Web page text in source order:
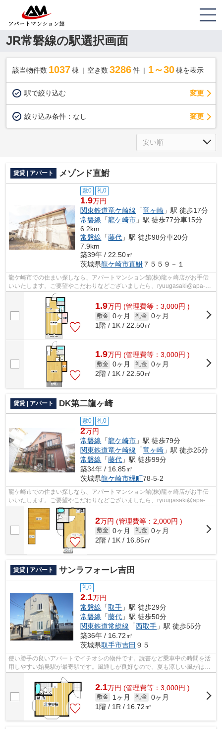
JR常磐線の駅選択画面
該当物件数 1037棟 空き数 3286 件 1～30 棟を表示
駅で絞り込む 変更
絞り込み条件： なし 変更
賃貸 | アパート メゾンド直鮒
敷0 礼0
1.9万円
関東鉄道竜ケ崎線 「竜ヶ崎 」駅 徒歩17分
常磐線 「龍ケ崎市 」駅 徒歩77分車15分
6.2km
常磐線 「藤代 」駅 徒歩98分車20分
7.9km
築39年 / 22.50㎡
茨城県龍ケ崎市直鮒 ７５５９－１
龍ケ崎市での住まい探しなら、アパートマンション館(株)龍ヶ崎店がお手伝
いいたします。ご要望やこだわりなどございましたら、ryuugasaki@apa-
to.co.jpにてお申し付け下さい。お部屋探...
1.9万円 (管理費等：3,000円 )
敷金 0ヶ月 礼金 0ヶ月
1階 / 1K / 22.50㎡
1.9万円 (管理費等：3,000円 )
敷金 0ヶ月 礼金 0ヶ月
2階 / 1K / 22.50㎡
賃貸 | アパート DK第二龍ヶ崎
敷0 礼0
2万円
常磐線 「龍ケ崎市 」駅 徒歩79分
関東鉄道竜ケ崎線 「竜ヶ崎 」駅 徒歩25分
常磐線 「藤代 」駅 徒歩99分
築34年 / 16.85㎡
茨城県龍ケ崎市緑町78-5-2
龍ケ崎市での住まい探しなら、アパートマンション館(株)龍ヶ崎店がお手伝
いいたします。ご要望やこだわりなどございましたら、ryuugasaki@apa-
to.co.jpにてお申し付け下さい。お部屋探...
2万円 (管理費等：2,000円 )
敷金 0ヶ月 礼金 0ヶ月
2階 / 1K / 16.85㎡
賃貸 | アパート サンラフォーレ吉田
礼0
2.1万円
常磐線 「取手 」駅 徒歩29分
常磐線 「藤代 」駅 徒歩50分
関東鉄道常総線 「西取手 」駅 徒歩55分
築36年 / 16.72㎡
茨城県取手市吉田 ９５
使い勝手の良いアパートでイチオシの物件です。読書など乗車中の時間を活
用しやすい始発駅が最寄駅です。風通しが良好なので、夏も涼しい風がはい
ってきます。満足のいく物件探してい...
2.1万円 (管理費等：3,000円 )
敷金 1ヶ月 礼金 0ヶ月
1階 / 1R / 16.72㎡